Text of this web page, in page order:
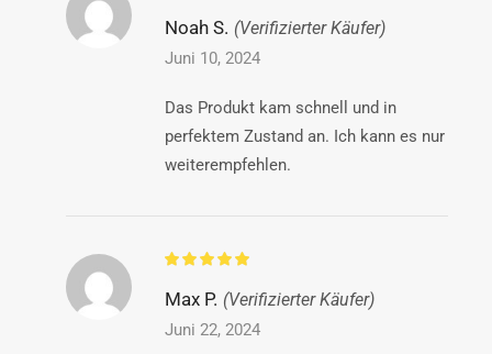
Noah S. (Verifizierter Käufer)
Juni 10, 2024
Das Produkt kam schnell und in
perfektem Zustand an. Ich kann es nur
weiterempfehlen.
Max P. (Verifizierter Käufer)
Juni 22, 2024